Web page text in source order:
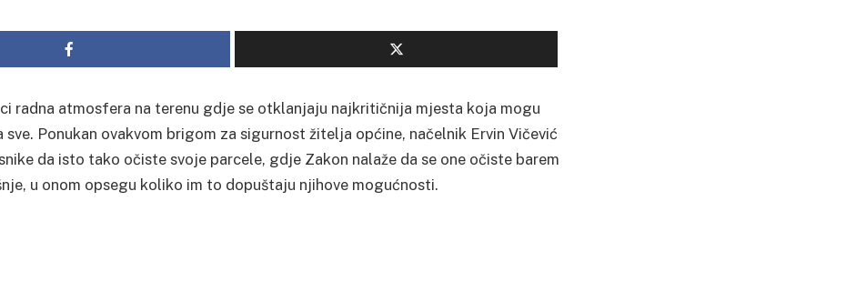
radna atmosfera na terenu gdje se otklanjaju najkritičnija mjesta koja mogu
sve. Ponukan ovakvom brigom za sigurnost žitelja općine, načelnik Ervin Vičević
da isto tako očiste svoje parcele, gdje Zakon nalaže da se one očiste barem
u onom opsegu koliko im to dopuštaju njihove mogućnosti.